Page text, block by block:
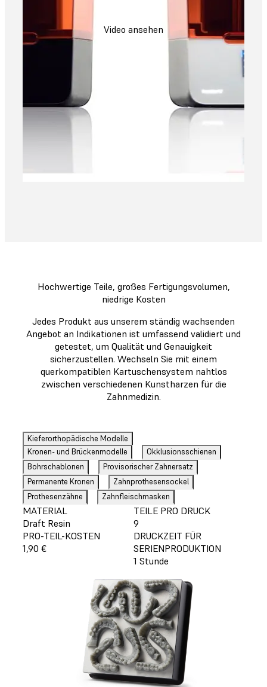
Video ansehen
Hochwertige Teile, großes Fertigungsvolumen,
niedrige Kosten
Jedes Produkt aus unserem ständig wachsenden
Angebot an Indikationen ist umfassend validiert und
getestet, um Qualität und Genauigkeit
sicherzustellen. Wechseln Sie mit einem
querkompatiblen Kartuschensystem nahtlos
zwischen verschiedenen Kunstharzen für die
Zahnmedizin.
Kieferorthopädische Modelle
Kronen- und Brückenmodelle
Okklusionsschienen
Bohrschablonen
Provisorischer Zahnersatz
Permanente Kronen
Zahnprothesensockel
Prothesenzähne
Zahnfleischmasken
MATERIAL
Draft Resin
TEILE PRO DRUCK
9
PRO-TEIL-KOSTEN
1,90 €
DRUCKZEIT FÜR
SERIENPRODUKTION
1 Stunde